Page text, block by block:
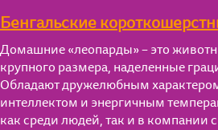
Бенгальские
Домашние «леопарды» – это
крупного размера, наделенные
Обладают дружелюбным
интеллектом и энергичным
как среди людей, так и в компании